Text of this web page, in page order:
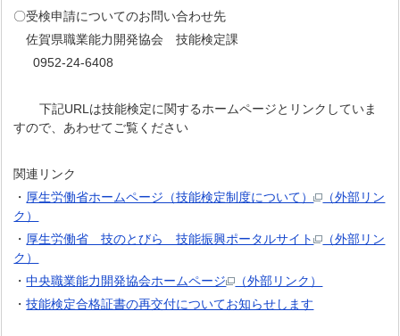
〇受検申請についてのお問い合わせ先
佐賀県職業能力開発協会 技能検定課
0952-24-6408
下記URLは技能検定に関するホームページとリンクしていま
すので、あわせてご覧ください
関連リンク
・ 厚生労働省ホームページ（技能検定制度について）
（外部リン
ク）
・ 厚生労働省 技のとびら 技能振興ポータルサイト
（外部リン
ク）
・中央職業能力開発協会ホームページ
（外部リンク）
・技能検定合格証書の再交付についてお知らせします